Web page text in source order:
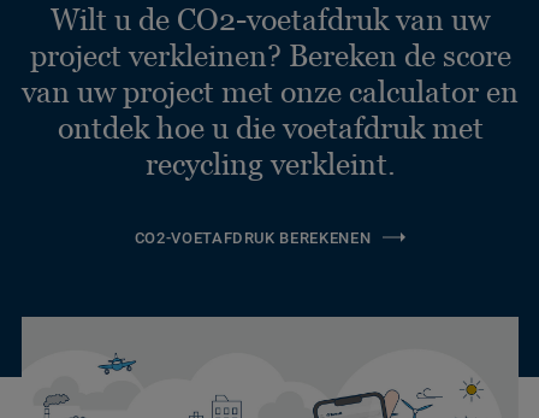
Wilt u de CO2-voetafdruk van uw
project verkleinen? Bereken de score
van uw project met onze calculator en
ontdek hoe u die voetafdruk met
recycling verkleint.
CO2-VOETAFDRUK BEREKENEN